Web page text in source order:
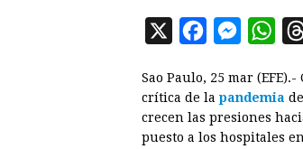
X
c
e
b
M
s
s
e
W
a
t
s
Sao Paulo, 25 mar
crítica de la pandemia
crecen las presiones
puesto a los hospitales